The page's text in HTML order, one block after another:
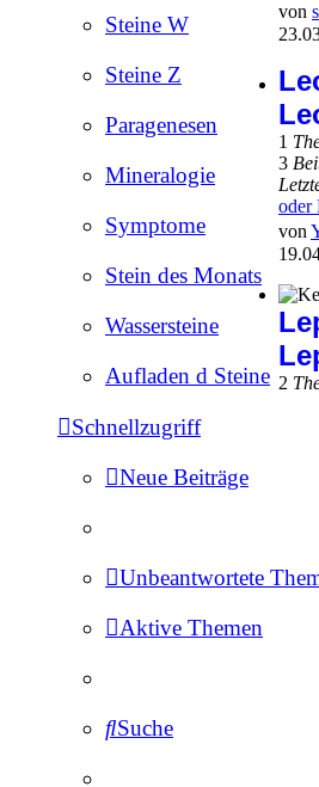
Steine W
Steine Z
Paragenesen
Mineralogie
Symptome
Stein des Monats
Wassersteine
Aufladen d Steine
Schnellzugriff
Neue Beiträge
Unbeantwortete
Aktive Themen
Suche
von
1
3
oder
von
2